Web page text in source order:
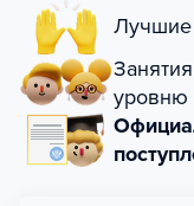
Лучшие
уровню